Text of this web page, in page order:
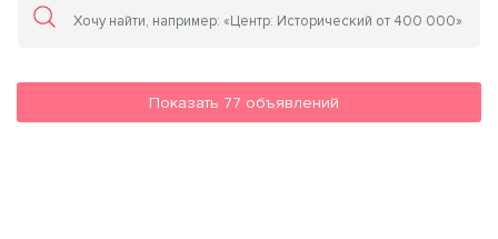
Показать 77 объявлений